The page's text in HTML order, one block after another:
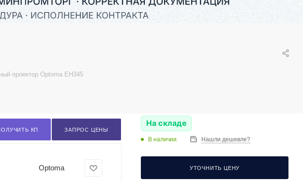
проектор Optoma EH345
КП ЗАПРОС ЦЕНЫ
Optoma
На складе
В наличии Нашли дешевле?
УТОЧНИТЬ ЦЕНУ